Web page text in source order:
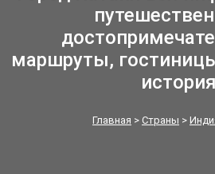
маршруты,
история
Главная > Страны >